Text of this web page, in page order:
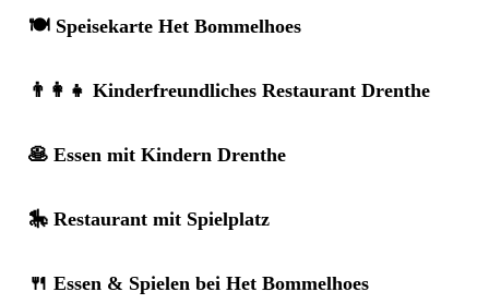
🍽️ Speisekarte Het Bommelhoes
👨‍👩‍👧 Kinderfreundliches Restaurant Drenthe
🥞 Essen mit Kindern Drenthe
🎠 Restaurant mit Spielplatz
🍴 Essen & Spielen bei Het Bommelhoes